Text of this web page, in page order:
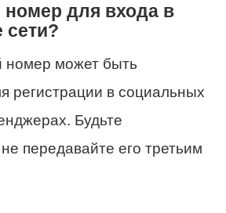
для входа в
номер может быть
регистрации в социальных
Будьте
передавайте его третьим